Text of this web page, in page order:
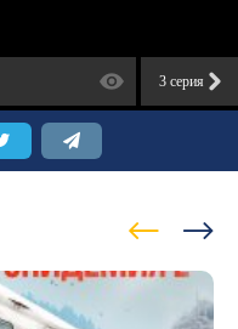
3 серия